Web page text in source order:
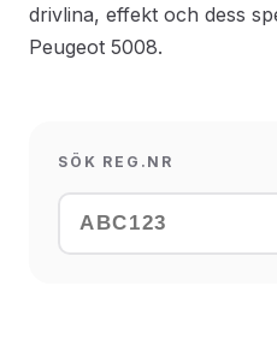
drivlina, effekt och dess
Peugeot 5008.
SÖK REG.NR